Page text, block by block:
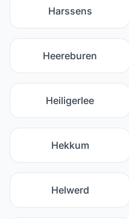
Harssens
Heereburen
Heiligerlee
Hekkum
Helwerd